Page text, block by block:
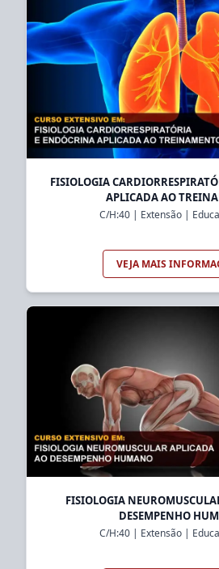
FISIOLOGIA
APLICADA AO
C/H:40| Extensão|
VEJA MAIS
FISIOLOGIA
DESEMPENHO
C/H:40| Extensão|